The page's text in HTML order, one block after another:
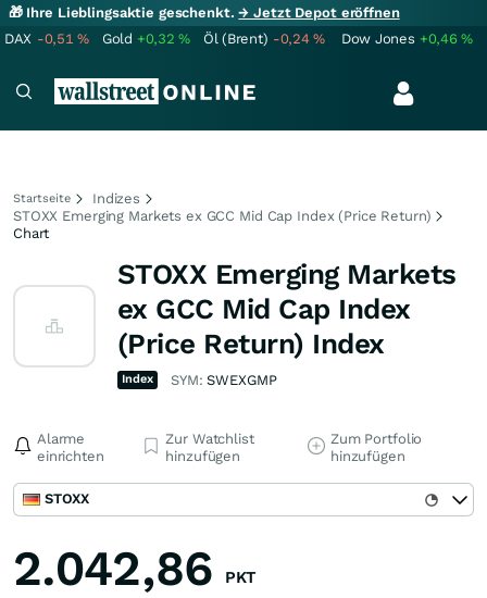
🎁 Ihre Lieblingsaktie geschenkt.→ Jetzt Depot eröffnen
DAX -0,51% Gold +0,32% Öl (Brent) -0,24% Dow Jones +0,46%
Startseite
Indizes
STOXX Emerging Markets ex GCC Mid Cap Index (Price Return)
Chart
STOXX Emerging Markets
ex GCC Mid Cap Index
(Price Return) Index
Index SYM:SWEXGMP
Alarme
einrichten
Zur Watchlist
hinzufügen
Zum Portfolio
hinzufügen
STOXX
2.042,86 PKT